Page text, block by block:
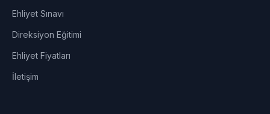
Ehliyet Sınavı
Direksiyon Eğitimi
Ehliyet Fiyatları
İletişim